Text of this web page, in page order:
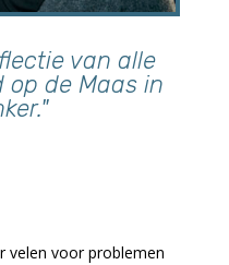
van alle
de Maas in
velen voor problemen